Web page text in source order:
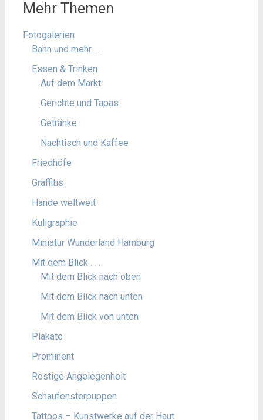
Mehr Themen
Fotogalerien
Bahn und mehr . . .
Essen & Trinken
Auf dem Markt
Gerichte und Tapas
Getränke
Nachtisch und Kaffee
Friedhöfe
Graffitis
Hände weltweit
Kuligraphie
Miniatur Wunderland Hamburg
Mit dem Blick . . .
Mit dem Blick nach oben
Mit dem Blick nach unten
Mit dem Blick von unten
Plakate
Prominent
Rostige Angelegenheit
Schaufensterpuppen
Tattoos – Kunstwerke auf der Haut